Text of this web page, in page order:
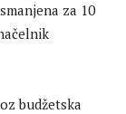
za 10
budžetska